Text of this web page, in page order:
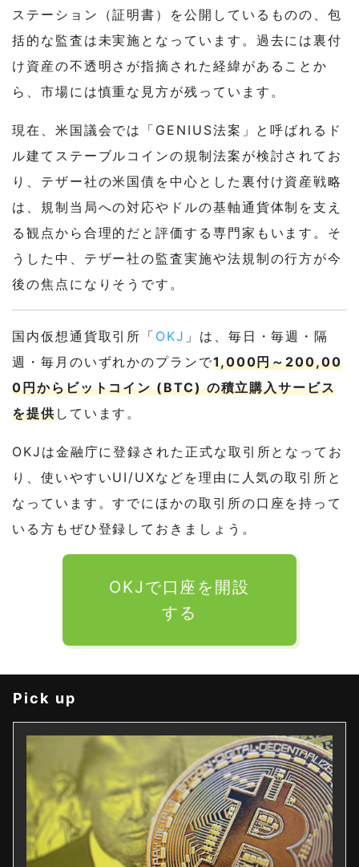
ステーション（証明書）を公開しているものの、包
括的な監査は未実施となっています。過去には裏付
け資産の不透明さが指摘された経緯があることか
ら、市場には慎重な見方が残っています。
現在、米国議会では「GENIUS法案」と呼ばれるド
ル建てステーブルコインの規制法案が検討されてお
り、テザー社の米国債を中心とした裏付け資産戦略
は、規制当局への対応やドルの基軸通貨体制を支え
る観点から合理的だと評価する専門家もいます。そ
うした中、テザー社の監査実施や法規制の行方が今
後の焦点になりそうです。
国内仮想通貨取引所「 OKJ 」は、毎日・毎週・隔
週・毎月のいずれかのプランで1,000円～200,00
0円からビットコイン (BTC) の積立購入サービス
を提供しています。
OKJは金融庁に登録された正式な取引所となってお
り、使いやすいUI/UXなどを理由に人気の取引所と
なっています。すでにほかの取引所の口座を持って
いる方もぜひ登録しておきましょう。
OKJで口座を開設
する
Pick up